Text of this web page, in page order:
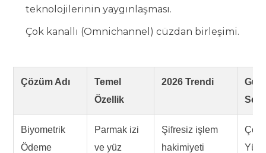
teknolojilerinin yaygınlaşması.
Çok kanallı (Omnichannel) cüzdan birleşimi.
Çözüm Adı
Temel
Özellik
2026 Trendi
Biyometrik
Ödeme
Parmak izi
ve yüz
Şifresiz işlem
hakimiyeti
Çok